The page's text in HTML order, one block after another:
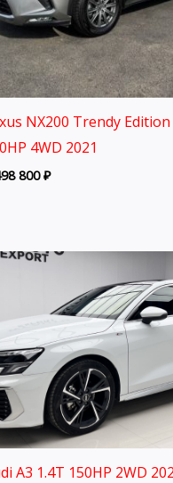
NX200 Trendy Edition
4WD 2021
800₽
A3 1.4T 150HP 2WD